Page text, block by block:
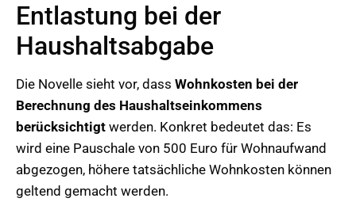
Entlastung bei der
Haushaltsabgabe
Die Novelle sieht vor, dass Wohnkosten bei der
Berechnung des Haushaltseinkommens
berücksichtigt werden. Konkret bedeutet das: Es
wird eine Pauschale von 500 Euro für Wohnaufwand
abgezogen, höhere tatsächliche Wohnkosten können
geltend gemacht werden.